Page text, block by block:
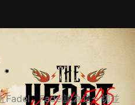
Fadel，Fadel認為這一切並